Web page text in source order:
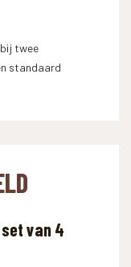
twee
standaard
van 4